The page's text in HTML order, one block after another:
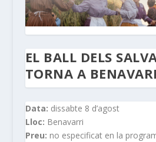
EL BALL DELS
TORNA A
Data: dissabte 8 d’agost
Lloc: Benavarri
Preu: no especificat en la